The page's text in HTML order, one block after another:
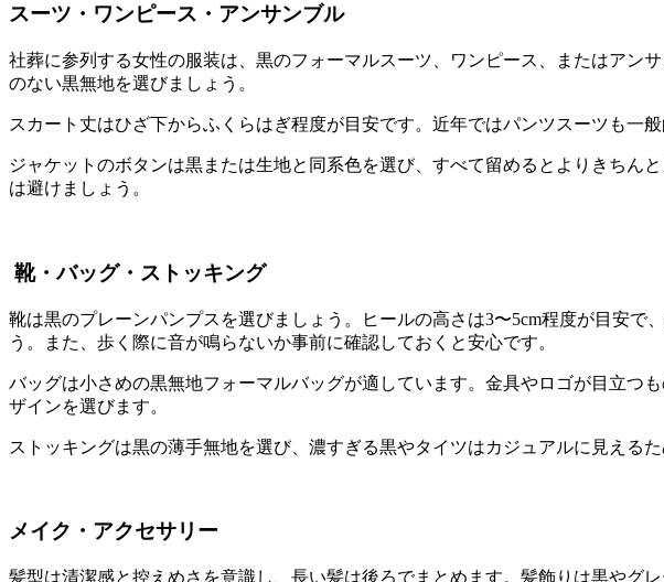
スーツ・ワンピース・アンサンブル
社葬に参列する女性の服装は、黒のフォーマルスーツ、ワンピース、またはアン
のない黒無地を選びましょう。
スカート丈はひざ下からふくらはぎ程度が目安です。近年ではパンツスーツも一
ジャケットのボタンは黒または生地と同系色を選び、すべて留めるとよりきちん
は避けましょう。
靴・バッグ・ストッキング
靴は黒のプレーンパンプスを選びましょう。ヒールの高さは3〜5cm程度が目安
う。また、歩く際に音が鳴らないか事前に確認しておくと安心です。
バッグは小さめの黒無地フォーマルバッグが適しています。金具やロゴが目立つ
ザインを選びます。
ストッキングは黒の薄手無地を選び、濃すぎる黒やタイツはカジュアルに見えるた
メイク・アクセサリー
髪型は清潔感と控えめさを意識し、長い髪は後ろでまとめます。髪飾りは黒やグ